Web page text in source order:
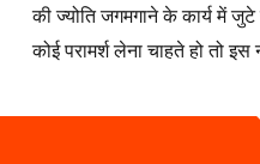
की ज्योति जगमगाने के कार्य में
कोई परामर्श लेना चाहते हो तो